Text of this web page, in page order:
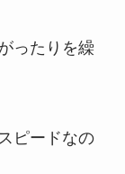
ったりを繰
ピードなの